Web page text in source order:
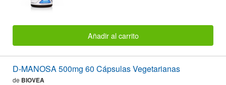
Añadir al carrito
D-MANOSA 500mg 60 Cápsulas Vegetarianas
de BIOVEA